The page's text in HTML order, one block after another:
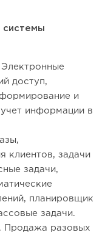
системы
доступ,
и
информации в
клиентов, задачи
задачи,
планировщик
задачи.
Продажа разовых